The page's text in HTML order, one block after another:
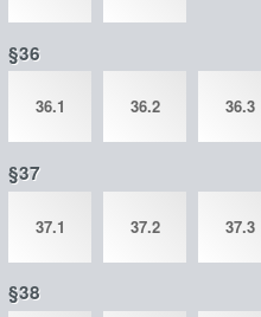
§36
36.1 36.2 36.3
§37
37.1 37.2 37.3
§38